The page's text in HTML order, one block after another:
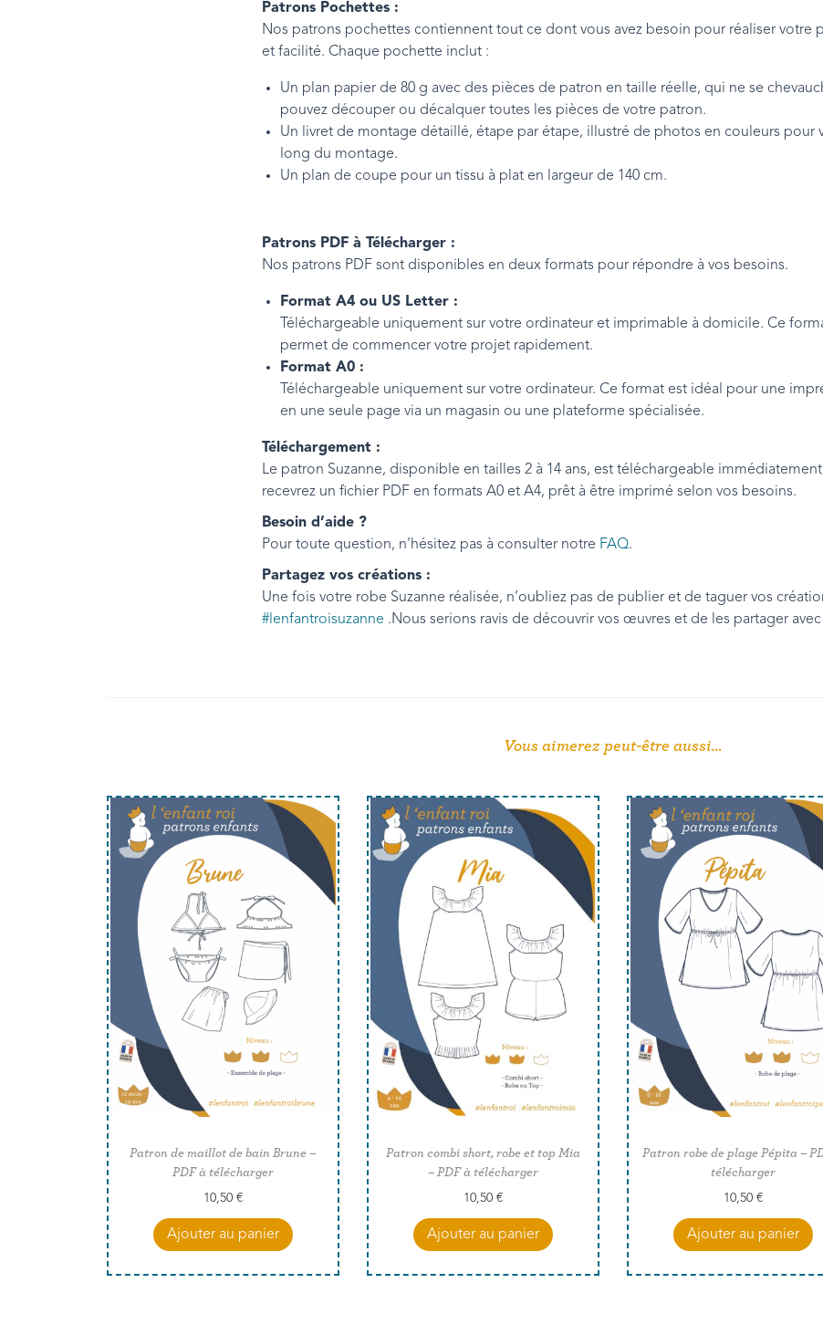
Patrons Pochettes :
Nos patrons pochettes contiennent tout ce dont vous avez besoin pour réaliser votre
et facilité. Chaque pochette inclut :
Un plan papier de 80 g avec des pièces de patron en taille réelle, qui ne se
pouvez découper ou décalquer toutes les pièces de votre patron.
Un livret de montage détaillé, étape par étape, illustré de photos en couleurs pour
long du montage.
Un plan de coupe pour un tissu à plat en largeur de 140 cm.
Patrons PDF à Télécharger :
Nos patrons PDF sont disponibles en deux formats pour répondre à vos besoins.
Format A4 ou US Letter :
Téléchargeable uniquement sur votre ordinateur et imprimable à domicile. Ce
permet de commencer votre projet rapidement.
Format A0 :
Téléchargeable uniquement sur votre ordinateur. Ce format est idéal pour une
en une seule page via un magasin ou une plateforme spécialisée.
Téléchargement :
Le patron Suzanne, disponible en tailles 2 à 14 ans, est téléchargeable immédiatement
recevrez un fichier PDF en formats A0 et A4, prêt à être imprimé selon vos besoins.
Besoin d’aide ?
Pour toute question, n’hésitez pas à consulter notre FAQ.
Partagez vos créations :
Une fois votre robe Suzanne réalisée, n’oubliez pas de publier et de taguer vos
#lenfantroisuzanne .Nous serions ravis de découvrir vos œuvres et de les partager
Vous aimerez peut-être aussi…
Patron de maillot de bain Brune –
PDF à télécharger
10,50 €
Ajouter au panier
Patron combi short, robe et top Mia
– PDF à télécharger
10,50 €
Ajouter au panier
Patron robe de plage Pépita –
télécharger
10,50 €
Ajouter au panier